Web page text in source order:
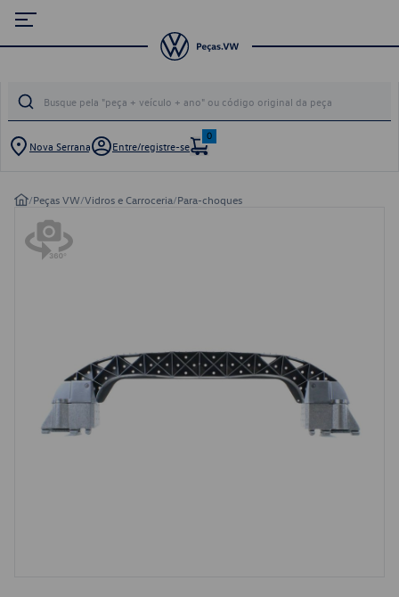
Nova Serrana Entre/registre-se
0
/Peças VW/Vidros e Carroceria/Para-choques